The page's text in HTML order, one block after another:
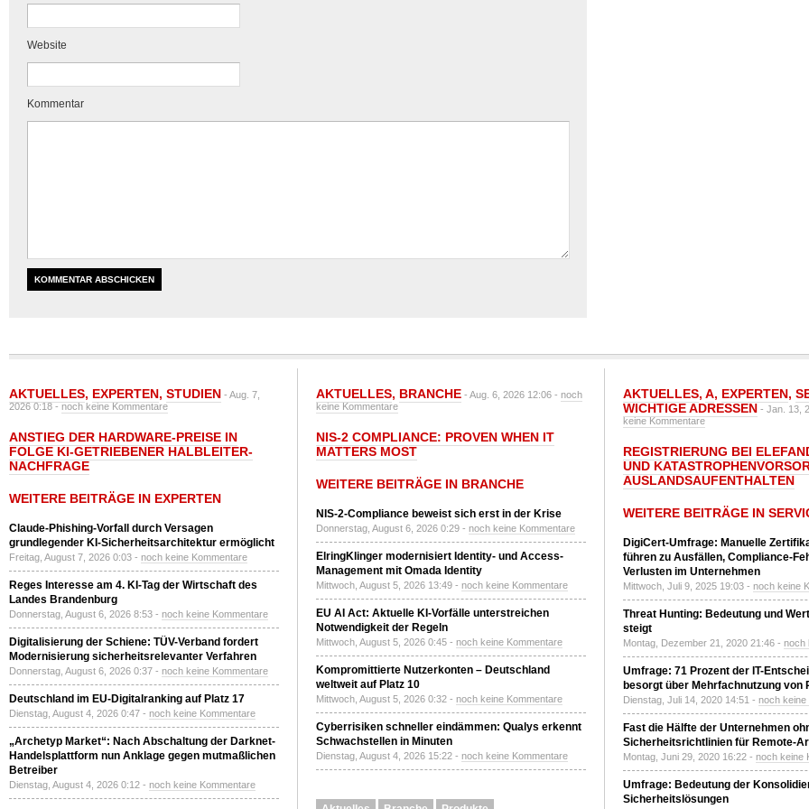
Website
Kommentar
AKTUELLES, EXPERTEN, STUDIEN - Aug. 7,
2026 0:18 -noch keine Kommentare
ANSTIEG DER HARDWARE-PREISE IN
FOLGE KI-GETRIEBENER HALBLEITER-
NACHFRAGE
WEITERE BEITRÄGE IN EXPERTEN
Claude-Phishing-Vorfall durch Versagen
grundlegender KI-Sicherheitsarchitektur ermöglicht
Freitag, August 7, 2026 0:03 - noch keine Kommentare
Reges Interesse am 4. KI-Tag der Wirtschaft des
Landes Brandenburg
Donnerstag, August 6, 2026 8:53 - noch keine Kommentare
Digitalisierung der Schiene: TÜV-Verband fordert
Modernisierung sicherheitsrelevanter Verfahren
Donnerstag, August 6, 2026 0:37 - noch keine Kommentare
Deutschland im EU-Digitalranking auf Platz 17
Dienstag, August 4, 2026 0:47 - noch keine Kommentare
„Archetyp Market“: Nach Abschaltung der Darknet-
Handelsplattform nun Anklage gegen mutmaßlichen
Betreiber
Dienstag, August 4, 2026 0:12 - noch keine Kommentare
AKTUELLES, BRANCHE - Aug. 6, 2026 12:06 - noch
keine Kommentare
NIS-2 COMPLIANCE: PROVEN WHEN IT
MATTERS MOST
WEITERE BEITRÄGE IN BRANCHE
NIS-2-Compliance beweist sich erst in der Krise
Donnerstag, August 6, 2026 0:29 - noch keine Kommentare
ElringKlinger modernisiert Identity- und Access-
Management mit Omada Identity
Mittwoch, August 5, 2026 13:49 - noch keine Kommentare
EU AI Act: Aktuelle KI-Vorfälle unterstreichen
Notwendigkeit der Regeln
Mittwoch, August 5, 2026 0:45 - noch keine Kommentare
Kompromittierte Nutzerkonten – Deutschland
weltweit auf Platz 10
Mittwoch, August 5, 2026 0:32 - noch keine Kommentare
Cyberrisiken schneller eindämmen: Qualys erkennt
Schwachstellen in Minuten
Dienstag, August 4, 2026 15:22 - noch keine Kommentare
AKTUELLES, A, EXPERTEN,
WICHTIGE ADRESSEN - Jan. 13,
keine Kommentare
REGISTRIERUNG BEI
UND
AUSLANDSAUFENTHALTEN
WEITERE BEITRÄGE IN
DigiCert-Umfrage: Manuelle
führen zu Ausfällen, Compliance-
Verlusten im Unternehmen
Mittwoch, Juli 9, 2025 19:03 - noch keine
Threat Hunting: Bedeutung und
steigt
Montag, Dezember 21, 2020 21:46 - noch
Umfrage: 71 Prozent der IT-
besorgt über Mehrfachnutzung von
Dienstag, Juli 14, 2020 14:51 - noch keine
Fast die Hälfte der Unternehmen
Sicherheitsrichtlinien für Remote-
Montag, Juni 29, 2020 16:22 - noch keine
Umfrage: Bedeutung der
Sicherheitslösungen